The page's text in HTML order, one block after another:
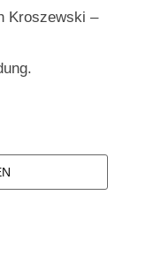
Kroszewski –